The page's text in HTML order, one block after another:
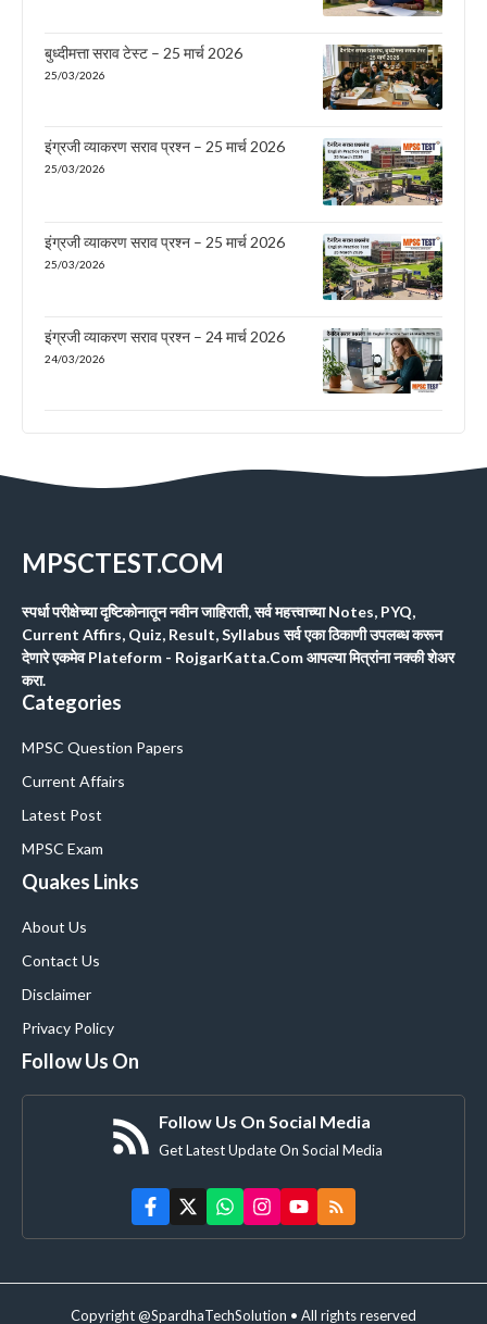
बुध्दीमत्ता सराव टेस्ट – 25 मार्च 2026
25/03/2026
इंग्रजी व्याकरण सराव प्रश्न – 25 मार्च 2026
25/03/2026
इंग्रजी व्याकरण सराव प्रश्न – 25 मार्च 2026
25/03/2026
इंग्रजी व्याकरण सराव प्रश्न – 24 मार्च 2026
24/03/2026
MPSCTEST.COM
स्पर्धा परीक्षेच्या दृष्टिकोनातून नवीन जाहिराती, सर्व महत्त्वाच्या Notes, PYQ,
Current Affirs, Quiz, Result, Syllabus सर्व एका ठिकाणी उपलब्ध करून
देणारे एकमेव Plateform - RojgarKatta.Com आपल्या मित्रांना नक्की शेअर
करा.
Categories
MPSC Question Papers
Current Affairs
Latest Post
MPSC Exam
Quakes Links
About Us
Contact Us
Disclaimer
Privacy Policy
Follow Us On
Follow Us On Social Media
Get Latest Update On Social Media
Copyright @SpardhaTechSolution • All rights reserved